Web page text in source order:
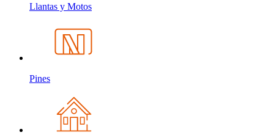
Llantas y Motos
Pines